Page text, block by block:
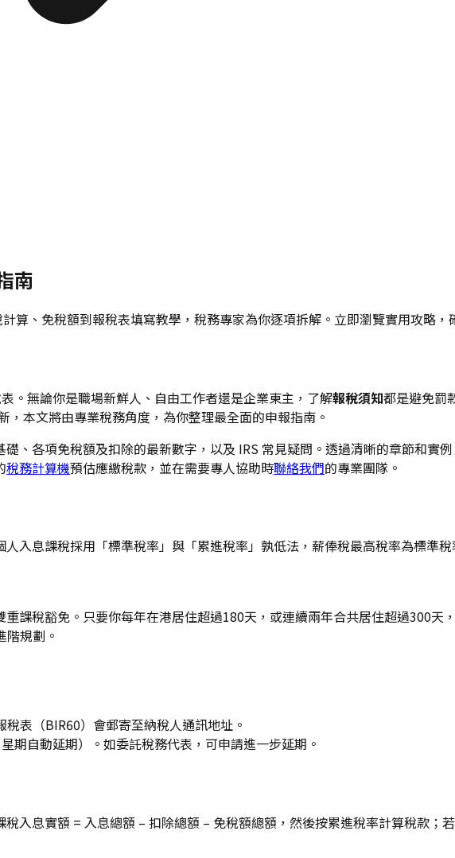
南
算、免稅額到報稅表填寫教學，稅務專家為你逐項拆解。立即瀏覽實用攻略，
。無論你是職場新鮮人、自由工作者還是企業東主，了解報稅須知都是避免罰
本文將由專業稅務角度，為你整理最全面的申報指南。
、各項免稅額及扣除的最新數字，以及 IRS 常見疑問。透過清晰的章節和實
稅務計算機預估應繳稅款，並在需要專人協助時聯絡我們的專業團隊。
入息課稅採用「標準稅率」與「累進稅率」孰低法，薪俸稅最高稅率為標準
課稅豁免。只要你每年在港居住超過180天，或連續兩年合共居住超過300天
規劃。
表（BIR60）會郵寄至納稅人通訊地址。
期自動延期）。如委託稅務代表，可申請進一步延期。
入息實額 = 入息總額 – 扣除總額 – 免稅額總額，然後按累進稅率計算稅款；